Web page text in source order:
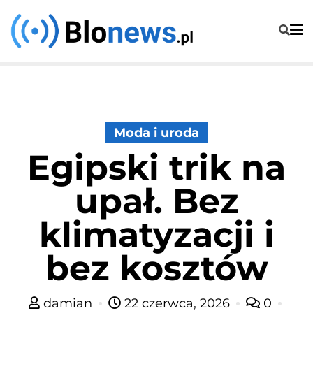
Skip
to
Moda i uroda
Egipski trik na
upał. Bez
klimatyzacji i
bez kosztów
damian 22 czerwca, 2026 0